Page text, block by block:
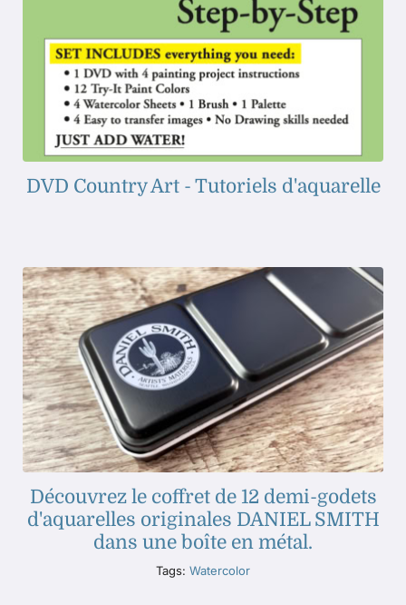
DVD Country Art - Tutoriels d'aquarelle
Découvrez le coffret de 12 demi-godets
d'aquarelles originales DANIEL SMITH
dans une boîte en métal.
Tags: Watercolor